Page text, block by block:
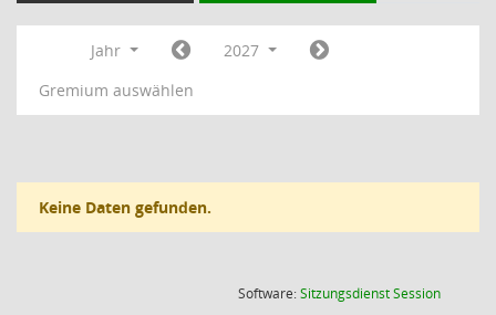
Jahr
2027
Gremium auswählen
Keine Daten gefunden.
Software:SitzungsdienstSession(Wird in